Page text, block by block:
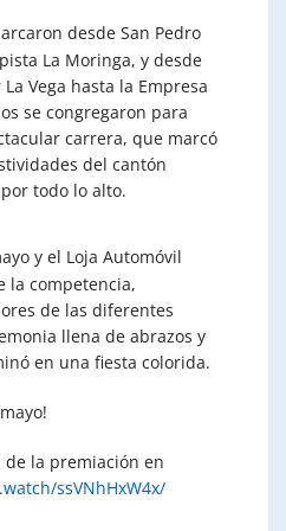
desde San Pedro
La Moringa, y desde
Vega hasta la Empresa
se congregaron para
carrera, que marcó
del cantón
todo lo alto.
y el Loja Automóvil
la competencia,
de las diferentes
llena de abrazos y
en una fiesta colorida.
la premiación en
ssVNhHxW4x/